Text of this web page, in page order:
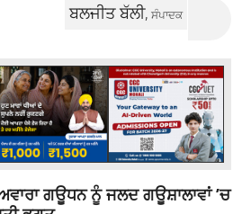
ਬਲਜੀਤ ਬੱਲੀ,ਸੰਪਾਦਕ
ਗਊਧਨ ਨੂੰ ਜਲਦ ਗਊਸ਼ਾਲਾਵਾਂ ’ਚ